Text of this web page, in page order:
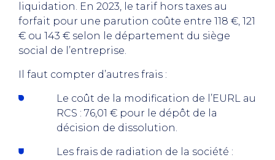
liquidation. En 2023, le tarif hors taxes au
forfait pour une parution coûte entre 118 €, 121
€ ou 143 € selon le département du siège
social de l’entreprise.
Il faut compter d’autres frais :
Le coût de la modification de l’EURL au
RCS : 76,01 € pour le dépôt de la
décision de dissolution.
Les frais de radiation de la société :